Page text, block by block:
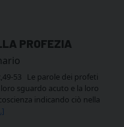
PROFEZIA
53 Le parole dei profeti
sguardo acuto e la loro
indicando ciò nella